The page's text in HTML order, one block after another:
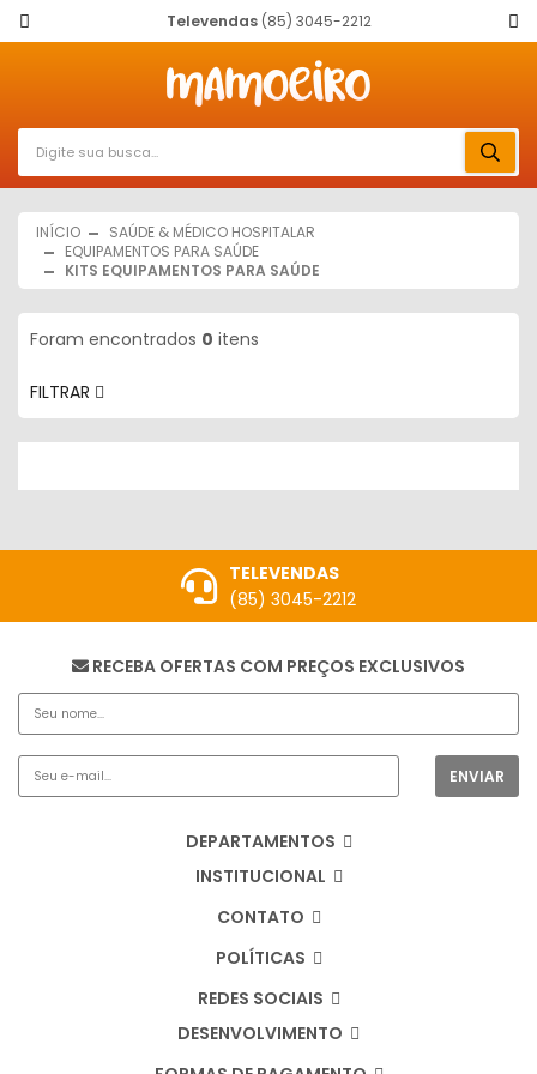
Televendas(85) 3045-2212
INÍCIO
SAÚDE & MÉDICO HOSPITALAR
EQUIPAMENTOS PARA SAÚDE
KITS EQUIPAMENTOS PARA SAÚDE
Foram encontrados 0 itens
FILTRAR
TELEVENDAS
(85) 3045-2212
RECEBA OFERTAS COM PREÇOS EXCLUSIVOS
DEPARTAMENTOS
INSTITUCIONAL
CONTATO
POLÍTICAS
REDES SOCIAIS
DESENVOLVIMENTO